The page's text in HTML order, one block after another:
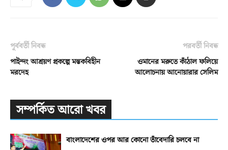
পূর্ববর্তী নিবন্ধ
পাইন্দং আশ্রয়ণ প্রকল্পে মস্তকবিহীন
মরদেহ
পরবর্তী নিবন্ধ
ওমানের মরুতে কাঁঠাল ফলিয়ে
আলোচনায় আনোয়ারার সেলিম
সম্পর্কিত আরো খবর
বাংলাদেশের ওপর আর কোনো তাঁবেদারি চলবে না